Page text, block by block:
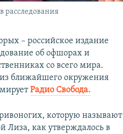
расследования
– российское издание
об офшорах и
со всего мира.
из ближайшего окружения
Радио Свобода.
которую называют
Лиза, как утверждалось в